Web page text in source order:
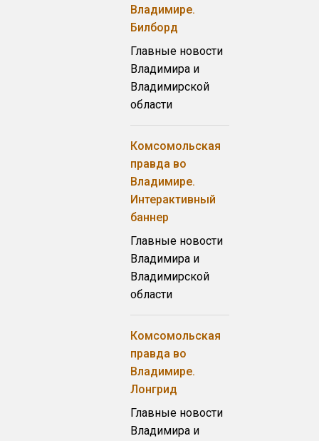
Владимире.
Билборд
Главные новости
Владимира и
Владимирской
области
Комсомольская
правда во
Владимире.
Интерактивный
баннер
Главные новости
Владимира и
Владимирской
области
Комсомольская
правда во
Владимире.
Лонгрид
Главные новости
Владимира и